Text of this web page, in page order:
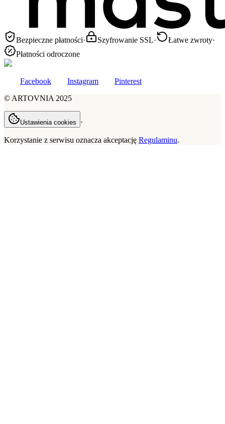
Bezpieczne płatności· Szyfrowanie SSL· Łatwe zwroty·
Płatności odroczone
Facebook Instagram
Pinterest
© ARTOVNIA 2025
Ustawienia cookies ·
Korzystanie z serwisu oznacza akceptację Regulaminu.